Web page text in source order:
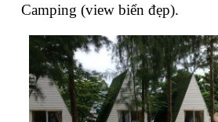
Camping (view biển đẹp).